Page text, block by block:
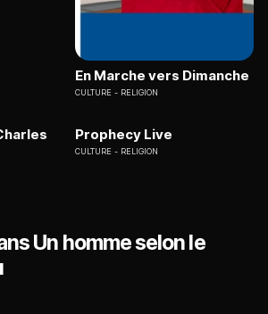
En Marche vers Dimanche
CULTURE RELIGION
Prophecy Live
CULTURE RELIGION
Un homme selon le